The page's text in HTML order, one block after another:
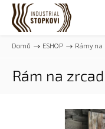
Domů / ESHOP / Rámy na
Rám na